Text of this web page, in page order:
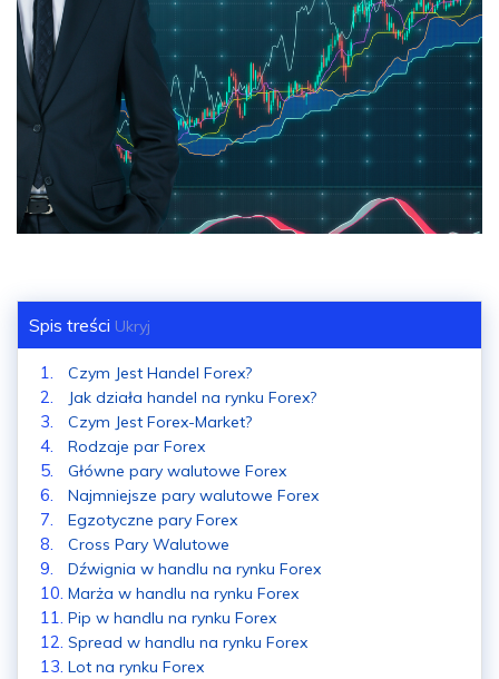
Spis treści Ukryj
Czym Jest Handel Forex?
Jak działa handel na rynku Forex?
Czym Jest Forex-Market?
Rodzaje par Forex
Główne pary walutowe Forex
Najmniejsze pary walutowe Forex
Egzotyczne pary Forex
Cross Pary Walutowe
Dźwignia w handlu na rynku Forex
Marża w handlu na rynku Forex
Pip w handlu na rynku Forex
Spread w handlu na rynku Forex
Lot na rynku Forex